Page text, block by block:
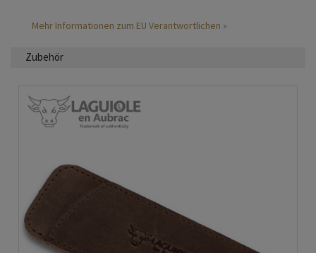
Mehr Informationen zum EU Verantwortlichen »
Zubehör